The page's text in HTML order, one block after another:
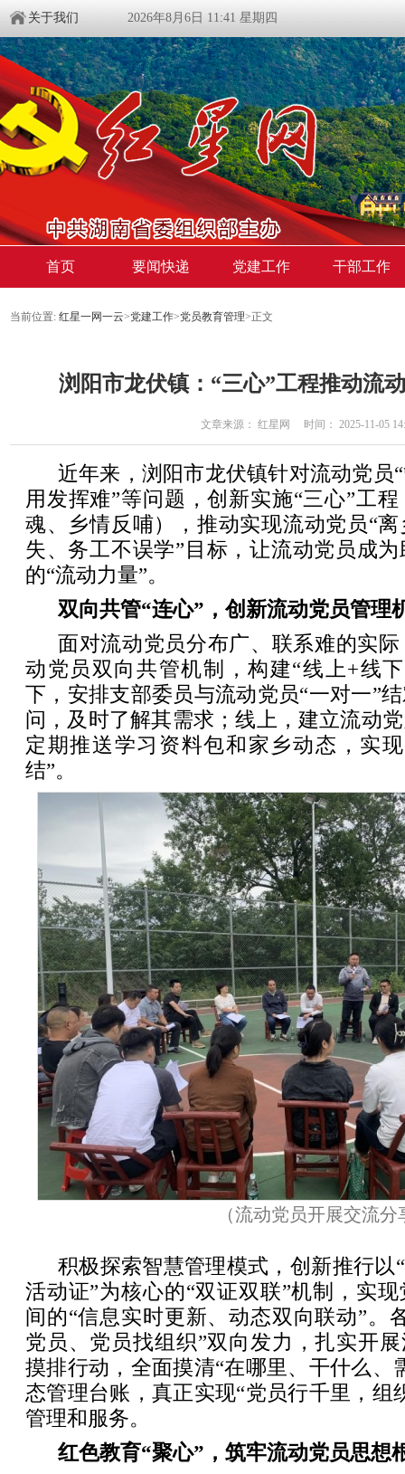
关于我们 2026年8月6日 11:41 星期四
首页 要闻快递 党建工作 干部工作
当前位置: 红星一网一云>党建工作>党员教育管理>正文
浏阳市龙伏镇：“三心”工程推动流
文章来源： 红星网 时间： 2025-11-05
近年来，浏阳市龙伏镇针对流动党员
用发挥难”等问题，创新实施“三心”工
魂、乡情反哺），推动实现流动党员“
失、务工不误学”目标，让流动党员成
的“流动力量”。
双向共管“连心”，创新流动党员管理
面对流动党员分布广、联系难的实
动党员双向共管机制，构建“线上+线
下，安排支部委员与流动党员“一对一”
问，及时了解其需求；线上，建立流动
定期推送学习资料包和家乡动态，实
结”。
（流动党员开展交流分
积极探索智慧管理模式，创新推行以
活动证”为核心的“双证双联”机制，实
间的“信息实时更新、动态双向联动”。
党员、党员找组织”双向发力，扎实开
摸排行动，全面摸清“在哪里、干什么、
态管理台账，真正实现“党员行千里，组
管理和服务。
红色教育“聚心”，筑牢流动党员思想